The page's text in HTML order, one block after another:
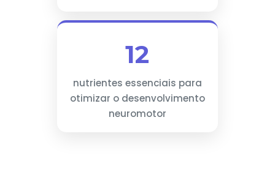
12
nutrientes essenciais para
otimizar o desenvolvimento
neuromotor